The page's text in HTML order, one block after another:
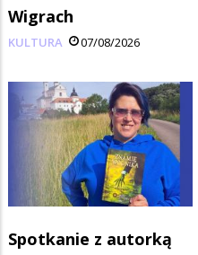
Wigrach
KULTURA 07/08/2026
Spotkanie z autorką